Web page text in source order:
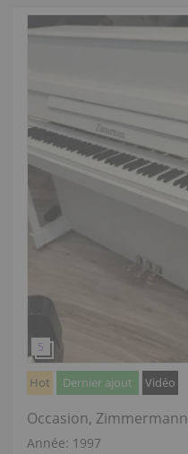
Hot Dernier ajout Vidéo
Occasion,
Année: 1997